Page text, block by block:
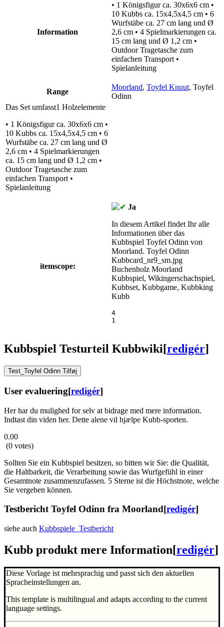
Information
• 1 Königsfigur ca. 30x6x6 cm •
10 Kubbs ca. 15x4,5x4,5 cm • 6
Wurfstäbe ca. 27 cm lang und Ø
2,6 cm • 4 Spielmarkierungen ca.
15 cm lang und Ø 1,2 cm •
Outdoor Tragetasche zum
einfachen Transport •
Spielanleitung
Range
Moorland, Toyfel Knuut, Toyfel
Odinn
Das Set umfasst1 Holzelemente
• 1 Königsfigur ca. 30x6x6 cm •
10 Kubbs ca. 15x4,5x4,5 cm • 6
Wurfstäbe ca. 27 cm lang und Ø
2,6 cm • 4 Spielmarkierungen
ca. 15 cm lang und Ø 1,2 cm •
Outdoor Tragetasche zum
einfachen Transport •
Spielanleitung
itemscope:
Ja
In diesem Artikel findet Ihr alle
Informationen über das
Kubbspiel Toyfel Odinn von
Moorland. Toyfel Odinn
Kubbcard_nr9_sm.jpg
Buchenholz Moorland
Kubbspiel, Wikingerschachspiel,
Kubbset, Kubbgame, Kubbking
Kubb
4
1
Kubbspiel Testurteil Kubbwiki[redigér]
Test_Toyfel Odinn Tilføj
User evaluering[redigér]
Her har du mulighed for selv at bidrage med mere information.
Indtast din viden her. Dette alene vil hjælpe Kubb-sporten.
0.00
(0 votes)
Sollten Sie ein Kubbspiel besitzen, so bitten wir Sie: die Qualität,
die Haltbarkeit, die Verarbeitung sowie das Wurfgefühl in einer
Gesamtnote zusammenzufassen. 5 Sterne ist die Höchstnote, welche
Sie vergeben können.
Testbericht Toyfel Odinn fra Moorland[redigér]
siehe auch Kubbspiele_Testbericht
Kubb produkt mere Information[redigér]
Diese Vorlage ist mehrsprachig und passt sich den aktuellen
Spracheinstellungen an.
This template is multilingual and adapts according to the current
language settings.